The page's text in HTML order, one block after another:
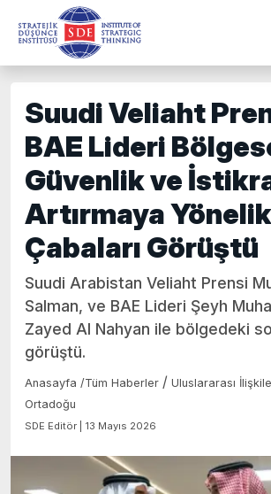
Suudi Veliaht
BAE Lideri
Güvenlik ve
Artırmaya Yönelik
Çabaları Görüştü
Suudi Arabistan Veliaht Prensi
Salman, ve BAE Lideri Şeyh
Zayed Al Nahyan ile bölgedeki
görüştü.
Anasayfa /Tüm Haberler / Uluslararası
Ortadoğu
SDE Editör | 13 Mayıs 2026